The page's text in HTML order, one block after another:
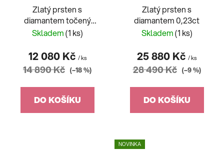
Zlatý prsten s
diamantem točený
0,115ct
Skladem(1 ks)
12 080 Kč / ks
14 890 Kč (–18 %)
DO KOŠÍKU
Zlatý prsten s
diamantem 0,23ct
Skladem(1 ks)
25 880 Kč / ks
28 490 Kč (–9 %)
DO KOŠÍKU
NOVINKA